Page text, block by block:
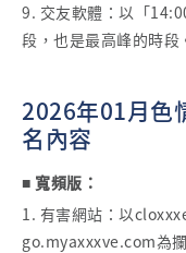
9. 交友軟體：以「
段，也是最高峰的時段
2026年01月色
名內容
■ 寬頻版：
1. 有害網站：以
go.myaxxxve.com為